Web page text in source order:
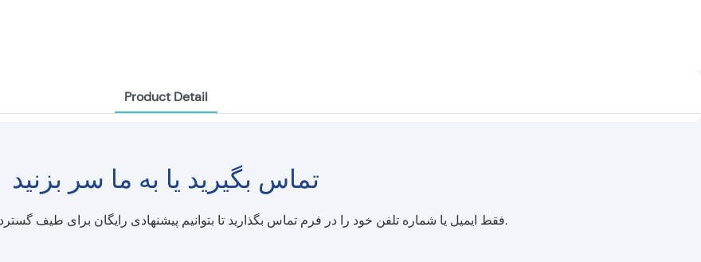
Product Detail
تماس بگیرید یا به ما سر بزنید
فقط ایمیل یا شماره تلفن خود را در فرم تماس بگذارید تا بتوانیم پیشنهادی رایگان برای طیف گسترده ای از طرح های خود ارسال کنیم.